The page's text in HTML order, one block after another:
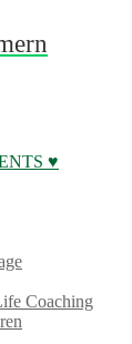
♥
Coaching